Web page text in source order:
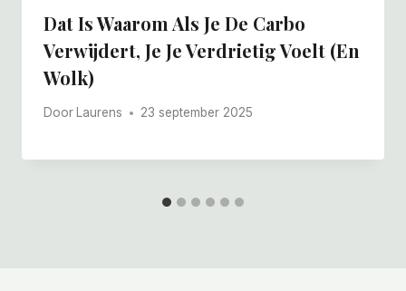
Dat Is Waarom Als Je De Carbo
Verwijdert, Je Je Verdrietig Voelt (en
Wolk)
Door Laurens 23 september 2025